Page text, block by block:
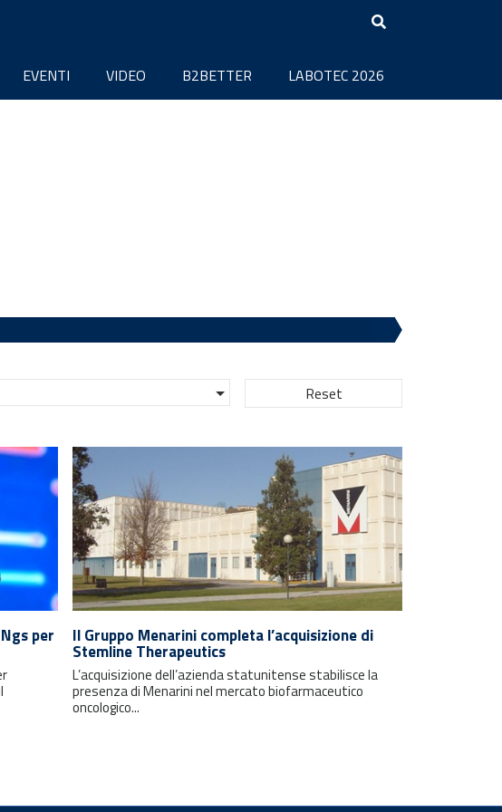
EVENTI VIDEO B2BETTER LABOTEC 2026
Reset
per Il Gruppo Menarini completa l’acquisizione di
Stemline Therapeutics
L’acquisizione dell’azienda statunitense stabilisce la
presenza di Menarini nel mercato biofarmaceutico
oncologico...